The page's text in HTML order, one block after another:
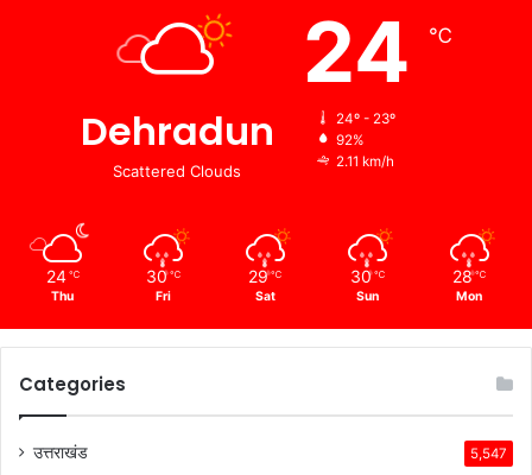
Dehradun
Scattered Clouds
24 ℃
24º - 23º
92%
2.11 km/h
24 ℃
Thu
30 ℃
Fri
29 ℃
Sat
30 ℃
Sun
28 ℃
Mon
Categories
उत्तराखंड 5,547